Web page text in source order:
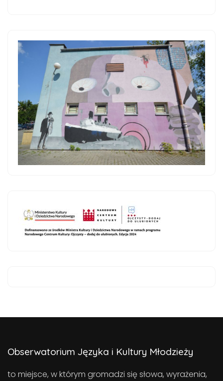
Obserwatorium Języka i Kultury Młodzieży
to miejsce, w którym gromadzi się słowa, wyrażenia,